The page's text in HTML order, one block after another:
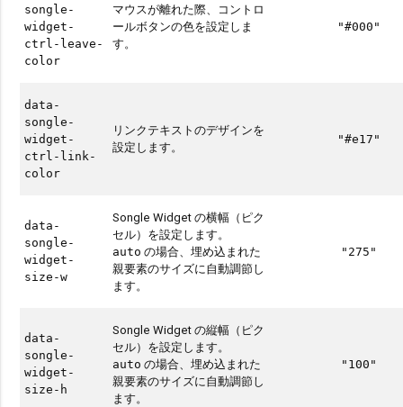
songle-
widget-
ctrl-leave-
color
マウスが離れた際、コントロ
ールボタンの色を設定しま
す。
"#000"
data-
songle-
widget-
ctrl-link-
color
リンクテキストのデザインを
設定します。
"#e17"
data-
songle-
widget-
size-w
Songle Widget の横幅（ピク
セル）を設定します。
auto の場合、埋め込まれた
親要素のサイズに自動調節し
ます。
"275"
data-
songle-
widget-
size-h
Songle Widget の縦幅（ピク
セル）を設定します。
auto の場合、埋め込まれた
親要素のサイズに自動調節し
ます。
"100"